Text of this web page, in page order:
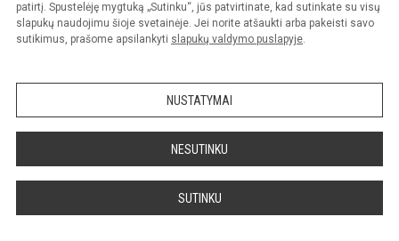
patirtį. Spustelėję mygtuką „Sutinku“, jūs patvirtinate, kad sutinkate su visų
slapukų naudojimu šioje svetainėje. Jei norite atšaukti arba pakeisti savo
sutikimus, prašome apsilankyti slapukų valdymo puslapyje.
NUSTATYMAI
NESUTINKU
SUTINKU
Prieinamumo paraiška Slapukų valdymas
Sumanus būdas atnaujinti